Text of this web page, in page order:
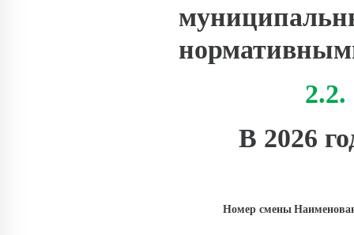
В 2026
Номер смены